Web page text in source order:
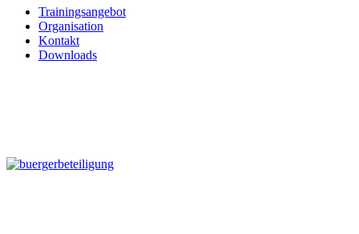
Trainingsangebot
Organisation
Kontakt
Downloads